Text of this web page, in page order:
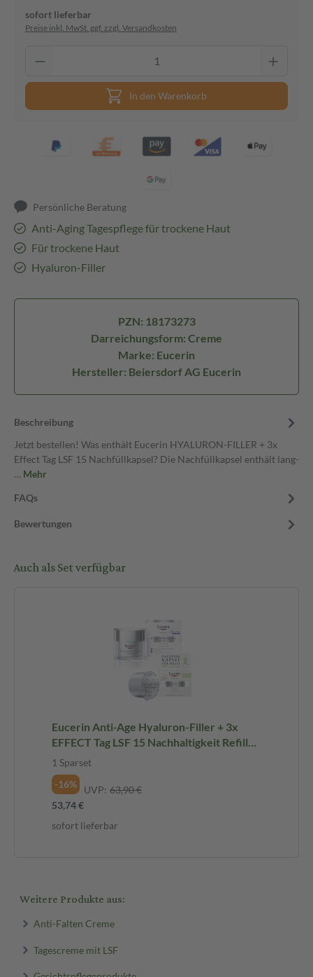
sofort lieferbar
Preise inkl. MwSt. ggf. zzgl. Versandkosten
In den Warenkorb
Persönliche Beratung
Anti-Aging Tagespflege für trockene Haut
Für trockene Haut
Hyaluron-Filler
PZN: 18173273
Darreichungsform: Creme
Marke: Eucerin
Hersteller: Beiersdorf AG Eucerin
Beschreibung
Jetzt bestellen! Was enthält Eucerin HYALURON-FILLER + 3x
Effect Tag LSF 15 Nachfüllkapsel? Die Nachfüllkapsel enthält lang-
… Mehr
FAQs
Bewertungen
Auch als Set verfügbar
Eucerin Anti-Age Hyaluron-Filler + 3x
EFFECT Tag LSF 15 Nachhaltigkeit Refill
Bundle 1 Sparset
1 Sparset
-16%
UVP: 63,90 €
53,74 €
sofort lieferbar
Weitere Produkte aus:
Anti-Falten Creme
Tagescreme mit LSF